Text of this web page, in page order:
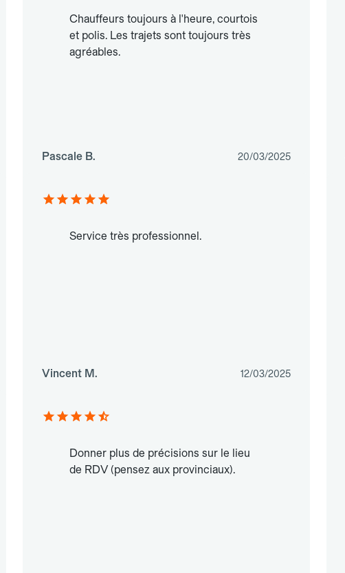
Chauffeurs toujours à l'heure, courtois
et polis. Les trajets sont toujours très
agréables.
Pascale B. 20/03/2025
Service très professionnel.
Vincent M. 12/03/2025
Donner plus de précisions sur le lieu
de RDV (pensez aux provinciaux).